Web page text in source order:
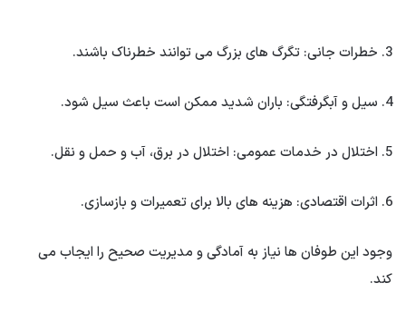
3. خطرات جانی: تگرگ های بزرگ می توانند خطرناک باشند.
4. سیل و آبگرفتگی: باران شدید ممکن است باعث سیل شود.
5. اختلال در خدمات عمومی: اختلال در برق، آب و حمل و نقل.
6. اثرات اقتصادی: هزینه های بالا برای تعمیرات و بازسازی.
وجود این طوفان ها نیاز به آمادگی و مدیریت صحیح را ایجاب می
کند.